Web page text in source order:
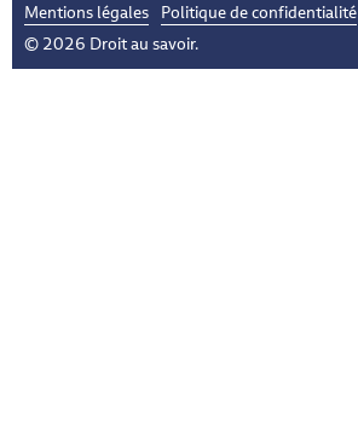
Mentions légales Politique de confidentialité
© 2026 Droit au savoir.